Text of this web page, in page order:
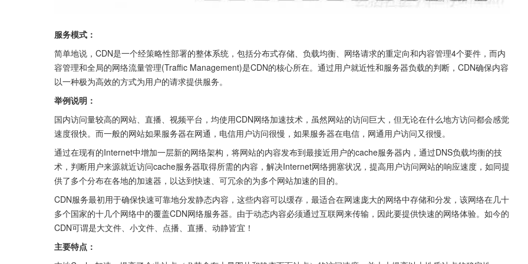
服务模式：
简单地说，CDN是一个经策略性部署的整体系统，包括分布式存储、负载均衡、网络请求的重定向和内容管理4个要件，而内
容管理和全局的网络流量管理(Traffic Management)是CDN的核心所在。通过用户就近性和服务器负载的判断，CDN确保内容
以一种极为高效的方式为用户的请求提供服务。
举例说明：
国内访问量较高的网站、直播、视频平台，均使用CDN网络加速技术，虽然网站的访问巨大，但无论在什么地方访问都会感觉
速度很快。而一般的网站如果服务器在网通，电信用户访问很慢，如果服务器在电信，网通用户访问又很慢。
通过在现有的Internet中增加一层新的网络架构，将网站的内容发布到最接近用户的cache服务器内，通过DNS负载均衡的技
术，判断用户来源就近访问cache服务器取得所需的内容，解决Internet网络拥塞状况，提高用户访问网站的响应速度，如同提
供了多个分布在各地的加速器，以达到快速、可冗余的为多个网站加速的目的。
CDN服务最初用于确保快速可靠地分发静态内容，这些内容可以缓存，最适合在网速庞大的网络中存储和分发，该网络在几十
多个国家的十几个网络中的覆盖CDN网络服务器。由于动态内容必须通过互联网来传输，因此要提供快速的网络体验。如今的
CDN可谓是大文件、小文件、点播、直播、动静皆宜！
主要特点：